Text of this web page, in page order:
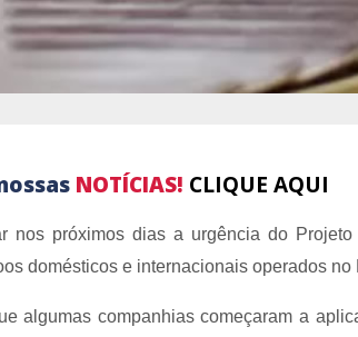
NOTÍCIAS! CLIQUE AQUI
nos próximos dias a urgência do
domésticos e internacionais operados no
algumas companhias começaram a